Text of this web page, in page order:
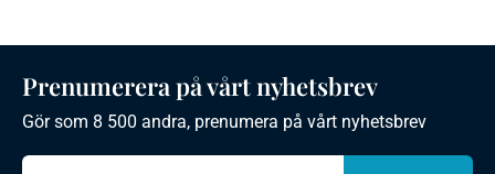
Prenumerera på vårt nyhetsbrev
Gör som 8 500 andra, prenumera på vårt nyhetsbrev